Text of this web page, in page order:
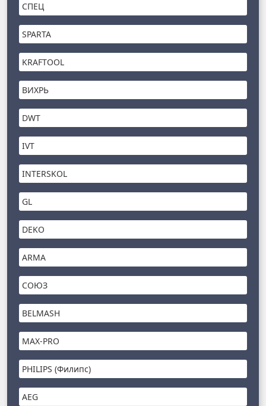
СПЕЦ
SPARTA
KRAFTOOL
ВИХРЬ
DWT
IVT
INTERSKOL
GL
DEKO
ARMA
СОЮЗ
BELMASH
MAX-PRO
PHILIPS (Филипс)
AEG